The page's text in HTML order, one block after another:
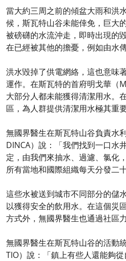
當大約三周之前的傾盆大雨和洪
候，斯瓦特山谷未能倖免，巨大
被磅礴的水流沖走，即時出現的
在已經被其他的擔憂，例如由水
洪水毀掉了供電網絡，這也意味
運作。在斯瓦特的首府明戈華（
大部分人都未能獲得清潔用水。
區，為人群提供清潔用水極其重要
無國界醫生在斯瓦特山谷負責水
DINCA）說：「我們找到一口水
定，由我們來抽水、過濾、氯化
所有當地和國際組織每天分發二
這些水被送到城市不同部分的儲
以獲得安全的飲用水。在這個災
方式外，無國界醫生也通過社區
無國界醫生在斯瓦特山谷的活動
TIO）說：「鎮上有些人還能夠